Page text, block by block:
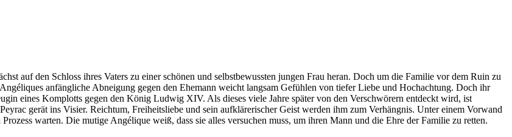
auf den Schloss ihres Vaters zu einer schönen und selbstbewussten jungen Frau heran. Doch um die Familie vor dem Ruin zu
anfängliche Abneigung gegen den Ehemann weicht langsam Gefühlen von tiefer Liebe und Hochachtung. Doch ihr
eines Komplotts gegen den König Ludwig XIV. Als dieses viele Jahre später von den Verschwörern entdeckt wird, ist
gerät ins Visier. Reichtum, Freiheitsliebe und sein aufklärerischer Geist werden ihm zum Verhängnis. Unter einem Vorwand
warten. Die mutige Angélique weiß, dass sie alles versuchen muss, um ihren Mann und die Ehre der Familie zu retten.